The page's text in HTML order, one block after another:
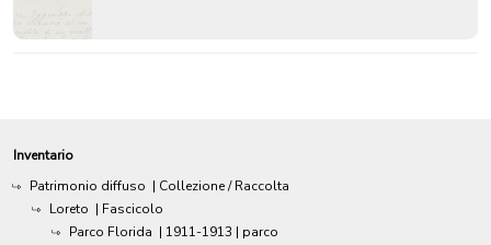
Inventario
Patrimonio diffuso | Collezione / Raccolta
Loreto | Fascicolo
Parco Florida | 1911-1913 | parco